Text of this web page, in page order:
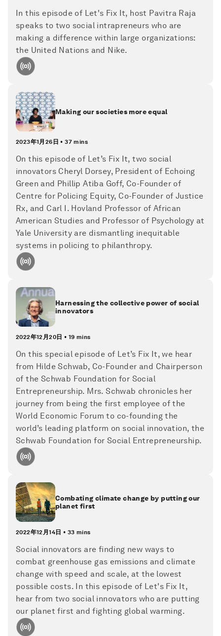
In this episode of Let's Fix It, host Pavitra Raja
speaks to two social intrapreneurs who are
making a difference within large organizations:
the United Nations and Nike.
Making our societies more equal
2023年1月26日 • 37 mins
On this episode of Let’s Fix It, two social
innovators Cheryl Dorsey, President of Echoing
Green and Phillip Atiba Goff, Co-Founder of
Centre for Policing Equity, Co-Founder of Justice
Rx, and Carl I. Hovland Professor of African
American Studies and Professor of Psychology at
Yale University are dismantling inequitable
systems in policing to philanthropy.
Harnessing the collective power of social
innovators
2022年12月20日 • 19 mins
On this special episode of Let’s Fix It, we hear
from Hilde Schwab, Co-Founder and Chairperson
of the Schwab Foundation for Social
Entrepreneurship. Mrs. Schwab chronicles her
journey from being the first employee of the
World Economic Forum to co-founding the
world’s leading platform on social innovation, the
Schwab Foundation for Social Entrepreneurship.
Combating climate change by putting our
planet first
2022年12月14日 • 33 mins
Social innovators are finding new ways to
combat greenhouse gas emissions and climate
change with speed and scale, at the lowest
possible costs. In this episode of Let's Fix It,
hear from two social innovators who are putting
our planet first and fighting global warming.